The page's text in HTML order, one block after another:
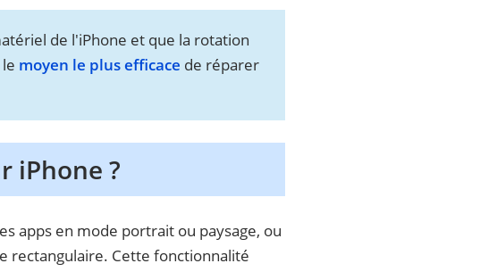
de l'iPhone et que la rotation
moyen le plus efficace de réparer
iPhone ?
apps en mode portrait ou paysage, ou
rectangulaire. Cette fonctionnalité